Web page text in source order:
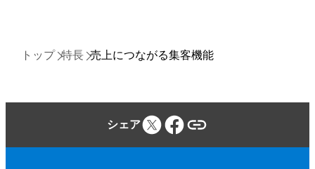
トップ 特長 売上につながる集客機能
シェア